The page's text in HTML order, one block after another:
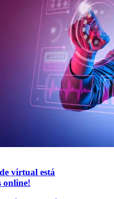
virtual está
online!